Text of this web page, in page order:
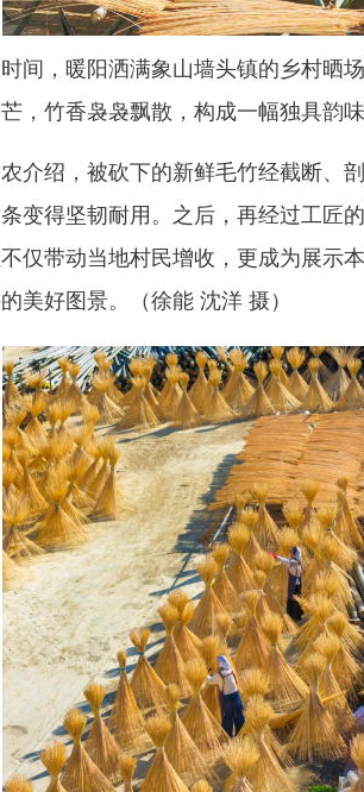
间，暖阳洒满象山墙头镇的乡村晒
，竹香袅袅飘散，构成一幅独具韵味
介绍，被砍下的新鲜毛竹经截断、
变得坚韧耐用。之后，再经过工匠
仅带动当地村民增收，更成为展示
美好图景。（徐能 沈洋 摄）